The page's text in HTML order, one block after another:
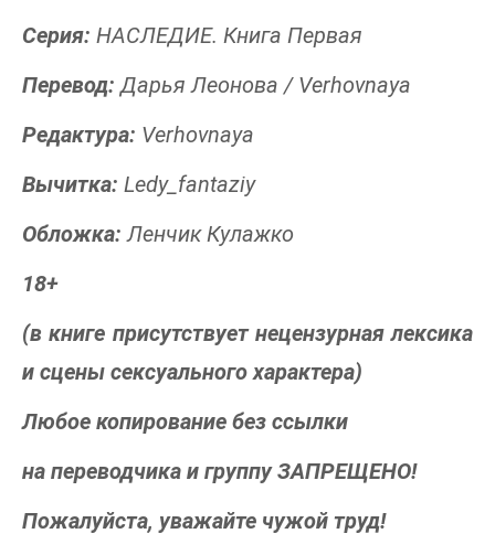
Серия: НАСЛЕДИЕ. Книга Первая
Перевод:Дарья Леонова / Verhovnaya
Редактура: Verhovnaya
Вычитка: Ledy_fantaziy
Обложка: Ленчик Кулажко
18+
(в книге присутствует нецензурная лексика
и сцены сексуального характера)
Любое копирование без ссылки
на переводчика и группу ЗАПРЕЩЕНО!
Пожалуйста, уважайте чужой труд!